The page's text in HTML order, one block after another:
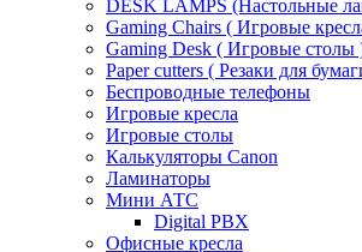
DESK LAMPS (Настольные
Gaming Chairs ( Игровые
Gaming Desk ( Игровые столы
Paper cutters ( Резаки для
Беспроводные телефоны
Игровые кресла
Игровые столы
Калькуляторы Canon
Ламинаторы
Мини АТС
Digital PBX
Офисные кресла